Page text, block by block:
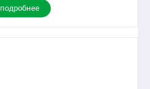
подробнее